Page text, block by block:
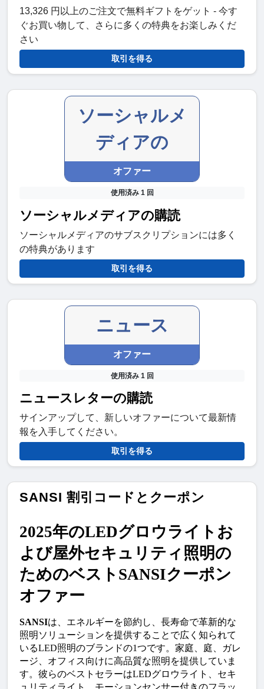
13,326 円以上のご注文で無料ギフトをゲット - 今す
ぐお買い物して、さらに多くの特典をお楽しみくだ
さい
取引を得る
ソーシャルメ
ディアの
オファー
使用済み 1 回
ソーシャルメディアの購読
ソーシャルメディアのサブスクリプションには多く
の特典があります
取引を得る
ニュース
オファー
使用済み 1 回
ニュースレターの購読
サインアップして、新しいオファーについて最新情
報を入手してください。
取引を得る
SANSI 割引コードとクーポン
2025年のLEDグロウライトお
よび屋外セキュリティ照明の
ためのベストSANSIクーポン
オファー
SANSIは、エネルギーを節約し、長寿命で革新的な
照明ソリューションを提供することで広く知られて
いるLED照明のブランドの1つです。家庭、庭、ガレ
ージ、オフィス向けに高品質な照明を提供していま
す。彼らのベストセラーはLEDグロウライト、セキ
ュリティライト、モーションセンサー付きのフラッ